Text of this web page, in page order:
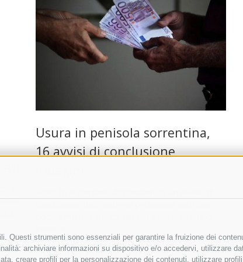
Questi strumenti sono essenziali per garantire la fruizione dei
archiviare informazioni su dispositivo e/o accedervi, utilizzare
creare profili per la personalizzazione dei contenuti, utilizzare
Usura in penisola sorrentina,
16 avvisi di conclusione
25 Gennaio 2017|Cronaca